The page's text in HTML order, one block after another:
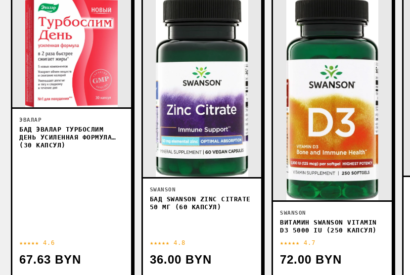
ЭВАЛАР
БАД ЭВАЛАР ТУРБОСЛИМ
ДЕНЬ УСИЛЕННАЯ ФОРМУЛА
(30 КАПСУЛ)
★★★★★ 4.6
67.63 BYN
SWANSON
БАД SWANSON ZINC CITRATE
50 МГ (60 КАПСУЛ)
★★★★★ 4.8
36.00 BYN
SWANSON
ВИТАМИН SWANSON VITAMIN
D3 5000 IU (250 КАПСУЛ)
★★★★★ 4.7
72.00 BYN